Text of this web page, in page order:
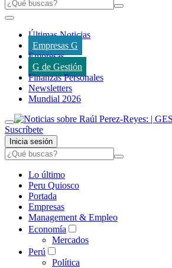
Últimas Noticias
Empresas G
Empresas
G de Gestión
Finanzas Personales
Newsletters
Mundial 2026
Suscríbete
Inicia sesión
Lo último
Peru Quiosco
Portada
Empresas
Management & Empleo
Economía
Mercados
Perú
Política